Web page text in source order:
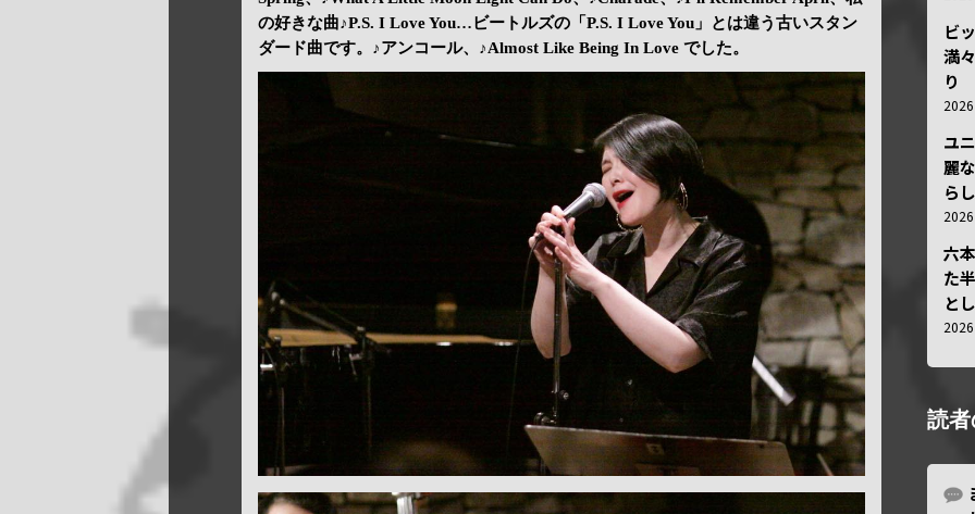
の好きな曲♪P.S. I Love You…ビートルズの「P.S. I Love You」とは違う古いスタン
ダード曲です。♪アンコール、♪Almost Like Being In Love でした。
ビ
満
り
ユ
麗
ら
六
た
と
読